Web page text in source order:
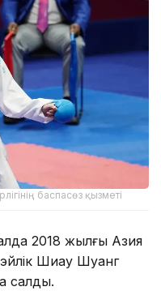
баспасөз қызметі
2018 жылғы Азия
Шиау Шуанг
салды.